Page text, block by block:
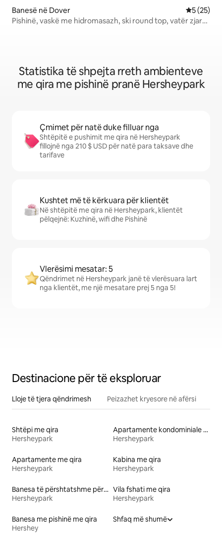
Banesë në Dover Vlerësimi
5 (25)
Pishinë, vaskë me hidromasazh, ski round top, vatër zjarri,
Statistika të shpejta rreth ambienteve
me qira me pishinë pranë Hersheypark
Çmimet për natë duke filluar nga
Shtëpitë e pushimit me qira në Hersheypark
fillojnë nga 210 $ USD për natë para taksave dhe
tarifave
Kushtet më të kërkuara për klientët
Në shtëpitë me qira në Hersheypark, klientët
pëlqejnë: Kuzhinë, wifi dhe Pishinë
Vlerësimi mesatar: 5
Qëndrimet në Hersheypark janë të vlerësuara lart
nga klientët, me një mesatare prej 5 nga 5!
Destinacione për të eksploruar
Lloje të tjera qëndrimesh Peizazhet kryesore në afërsi
Shtëpi me qira
Hersheypark
Apartamente kondominiale me qira
Hersheypark
Apartamente me qira
Hersheypark
Kabina me qira
Hersheypark
Banesa të përshtatshme për kafshë me qira
Hersheypark
Vila fshati me qira
Hersheypark
Banesa me pishinë me qira
Hershey
Shfaq më shumë